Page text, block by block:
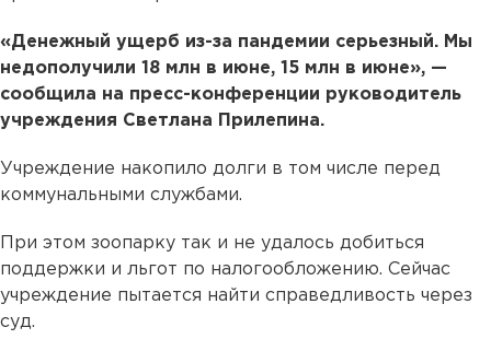
«Денежный ущерб из-за пандемии серьезный. Мы
недополучили 18 млн в июне, 15 млн в июне», —
сообщила на пресс-конференции руководитель
учреждения Светлана Прилепина.
Учреждение накопило долги в том числе перед
коммунальными службами.
При этом зоопарку так и не удалось добиться
поддержки и льгот по налогообложению. Сейчас
учреждение пытается найти справедливость через
суд.